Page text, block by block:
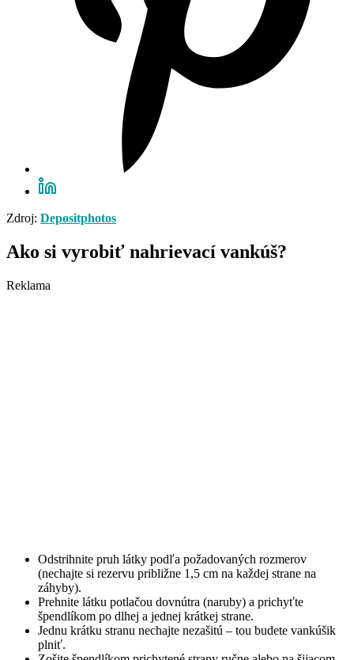
Zdroj: Depositphotos
Ako si vyrobiť nahrievací vankúš?
Reklama
Odstrihnite pruh látky podľa požadovaných rozmerov
(nechajte si rezervu približne 1,5 cm na každej strane na
záhyby).
Prehnite látku potlačou dovnútra (naruby) a prichyťte
špendlíkom po dlhej a jednej krátkej strane.
Jednu krátku stranu nechajte nezašitú – tou budete vankúšik
plniť.